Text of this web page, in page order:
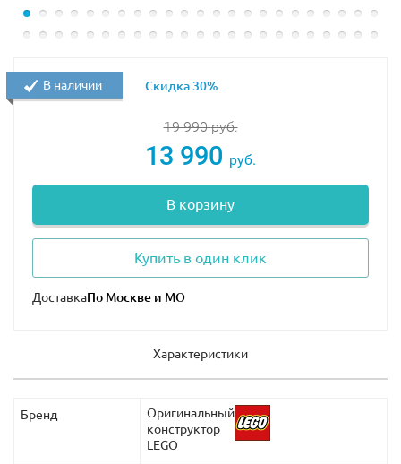
19 990руб.
13 990 руб.
В корзину
Купить в один клик
Доставка
В наличии Скидка 30%
Характеристики
Бренд
Оригинальный
конструктор
LEGO